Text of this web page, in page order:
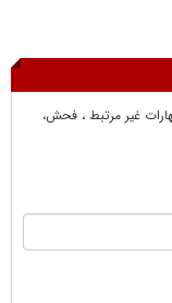
غير مرتبط ، فحش،